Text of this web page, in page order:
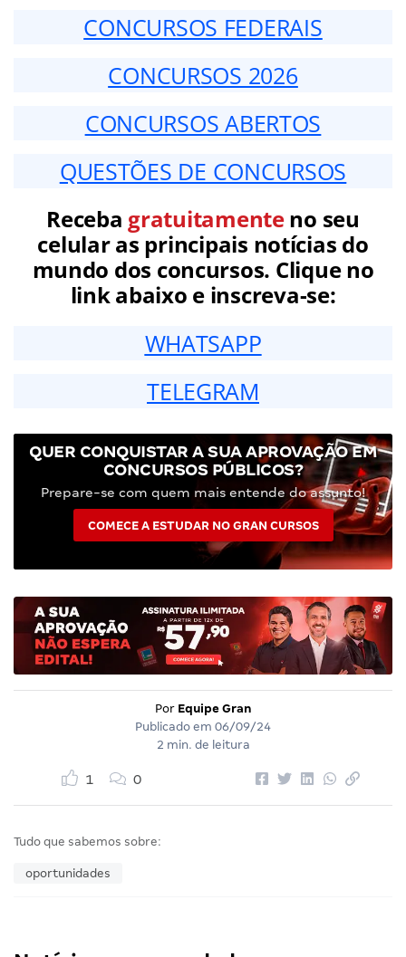
CONCURSOS FEDERAIS
CONCURSOS 2026
CONCURSOS ABERTOS
QUESTÕES DE CONCURSOS
Receba gratuitamenteno seu
celular as principais notícias do
mundo dos concursos. Clique no
link abaixo e inscreva-se:
WHATSAPP
TELEGRAM
QUER CONQUISTAR A SUA APROVAÇÃO EM
CONCURSOS PÚBLICOS?
Prepare-se com quem mais entende do assunto!
COMECE A ESTUDAR NO GRAN CURSOS
Por Equipe Gran
Publicado em 06/09/24
2 min. de leitura
1 0
Tudo que sabemos sobre:
oportunidades